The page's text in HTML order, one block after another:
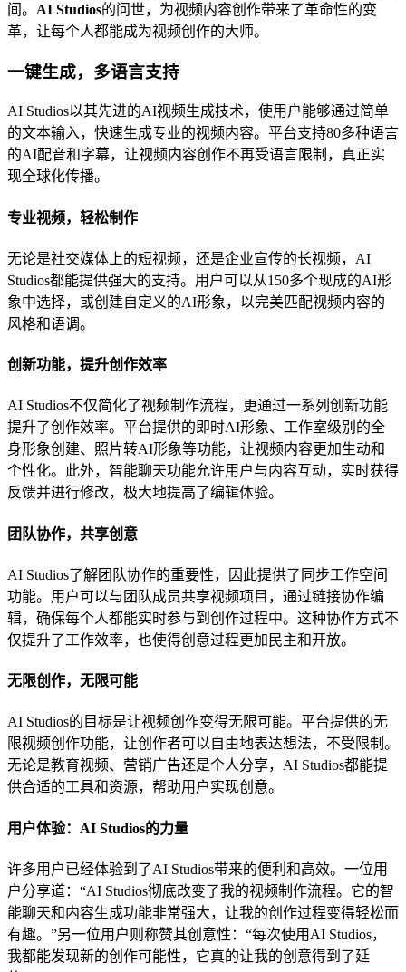
间。 AI Studios的问世，为视频内容创作带来了革命性的变
革，让每个人都能成为视频创作的大师。
一键生成，多语言支持
AI Studios以其先进的AI视频生成技术，使用户能够通过简单
的文本输入，快速生成专业的视频内容。平台支持80多种语言
的AI配音和字幕，让视频内容创作不再受语言限制，真正实
现全球化传播。
专业视频，轻松制作
无论是社交媒体上的短视频，还是企业宣传的长视频，AI
Studios都能提供强大的支持。用户可以从150多个现成的AI形
象中选择，或创建自定义的AI形象，以完美匹配视频内容的
风格和语调。
创新功能，提升创作效率
AI Studios不仅简化了视频制作流程，更通过一系列创新功能
提升了创作效率。平台提供的即时AI形象、工作室级别的全
身形象创建、照片转AI形象等功能，让视频内容更加生动和
个性化。此外，智能聊天功能允许用户与内容互动，实时获得
反馈并进行修改，极大地提高了编辑体验。
团队协作，共享创意
AI Studios了解团队协作的重要性，因此提供了同步工作空间
功能。用户可以与团队成员共享视频项目，通过链接协作编
辑，确保每个人都能实时参与到创作过程中。这种协作方式不
仅提升了工作效率，也使得创意过程更加民主和开放。
无限创作，无限可能
AI Studios的目标是让视频创作变得无限可能。平台提供的无
限视频创作功能，让创作者可以自由地表达想法，不受限制。
无论是教育视频、营销广告还是个人分享，AI Studios都能提
供合适的工具和资源，帮助用户实现创意。
用户体验：AI Studios的力量
许多用户已经体验到了AI Studios带来的便利和高效。一位用
户分享道：“AI Studios彻底改变了我的视频制作流程。它的智
能聊天和内容生成功能非常强大，让我的创作过程变得轻松而
有趣。”另一位用户则称赞其创意性：“每次使用AI Studios，
我都能发现新的创作可能性，它真的让我的创意得到了延